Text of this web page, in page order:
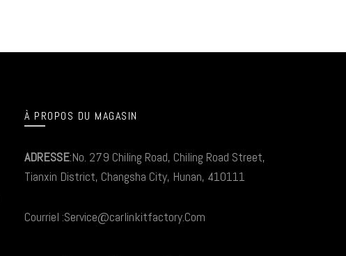
À PROPOS DU MAGASIN
ADRESSE:No. 279 Chiling Road, Chiling Road Street,
Tianxin District, Changsha City, Hunan, 410111
Courriel :Service@carlinkitfactory.Com